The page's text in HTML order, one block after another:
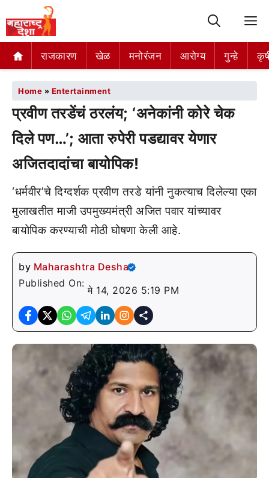
राजकारण खेळ मनोरंजन आरोग्य गुन्हे
Home » Entertainment
प्रवीण तरडेंचं ठरलंय; ‘अनेकांनी कोरे चेक
दिले पण…’; आता रुपेरी पडद्यावर येणार
अजितदादांचा बायोपिक!
‘धर्मवीर’चे दिग्दर्शक प्रवीण तरडे यांनी नुकत्याच दिलेल्या एका
मुलाखतीत माजी उपमुख्यमंत्री अजित पवार यांच्यावर
बायोपिक करण्याची मोठी घोषणा केली आहे.
by Maharashtra Desha
Published On:
मे 14, 2026 5:19 PM